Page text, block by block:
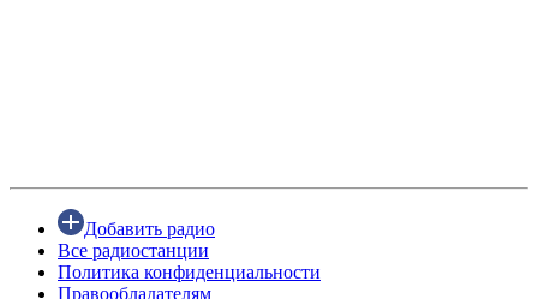
Добавить радио
Все радиостанции
Политика конфиденциальности
Правообладателям